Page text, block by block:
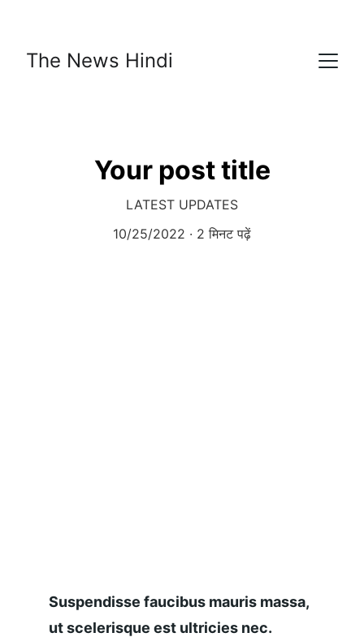
The News Hindi
Your post title
LATEST UPDATES
10/25/2022
2 मिनट पढ़ें
Suspendisse faucibus mauris massa,
ut scelerisque est ultricies nec.